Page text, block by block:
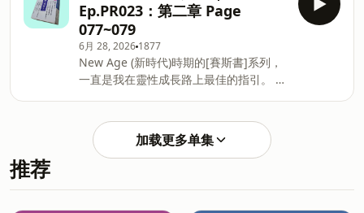
能吸引到更多對賽斯書有興趣的人。 目前
在讀的，是《個人實相的本質》這本賽斯
寫的，直接描述自我意識如何構築人實相
的著作。 譯者：王季慶、王育盛 出版
者：方智出版社股份有限公司 -- Hosting
provided by SoundOn
Ep.PR023：第二章 Page
077~079
6月 28, 2026 1877
New Age (新時代)時期的[賽斯書]系列，
一直是我在靈性成長路上最佳的指引。 各
賽斯書給你聽。 希望用這種便利的方式，
能吸引到更多對賽斯書有興趣的人。 目前
加载更多单集
推荐